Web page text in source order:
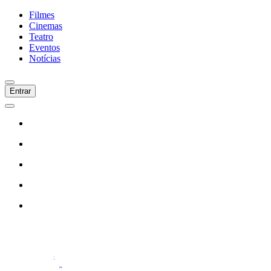
Filmes
Cinemas
Teatro
Eventos
Notícias
Entrar
Filmes
Cinemas